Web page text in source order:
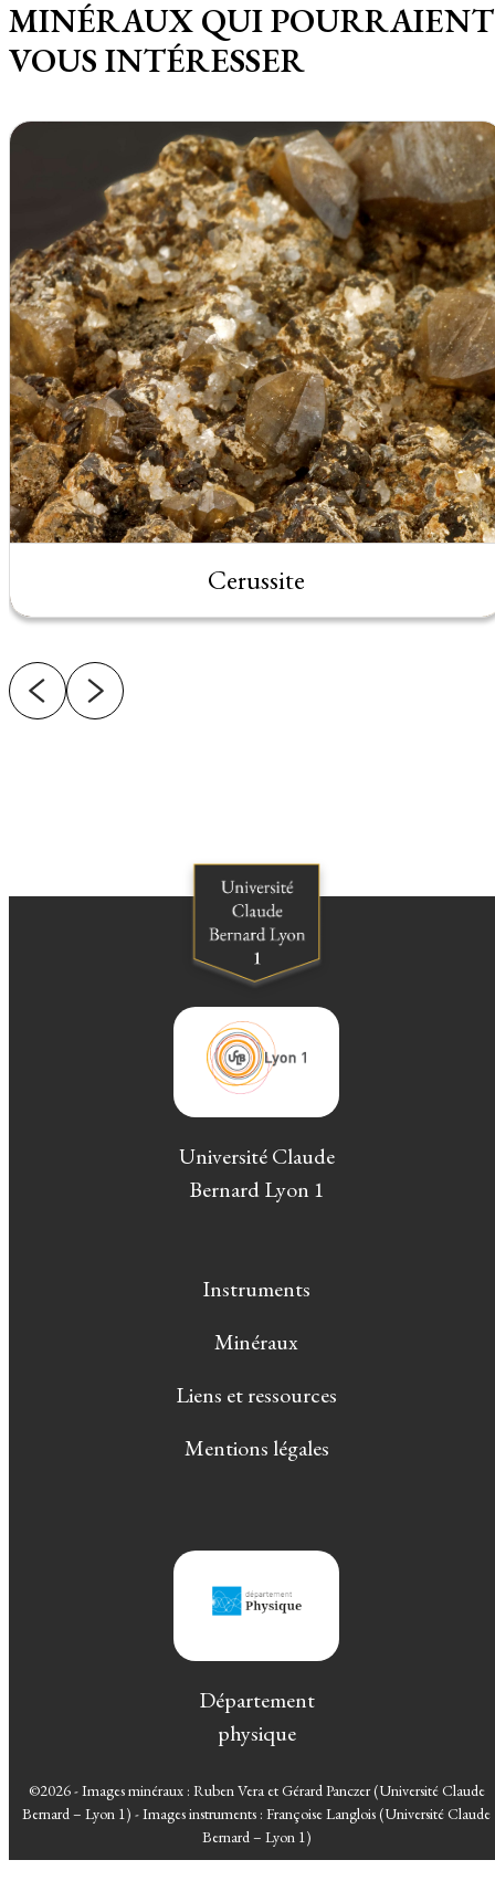
MINÉRAUX QUI POURRAIENT
VOUS INTÉRESSER
Cerussite
Université Claude
Bernard Lyon 1
Instruments
Minéraux
Liens et ressources
Mentions légales
Département
physique
©2026 - Images minéraux : Ruben Vera et Gérard Panczer (Université Claude
Bernard – Lyon 1) - Images instruments : Françoise Langlois (Université Claude
Bernard – Lyon 1)